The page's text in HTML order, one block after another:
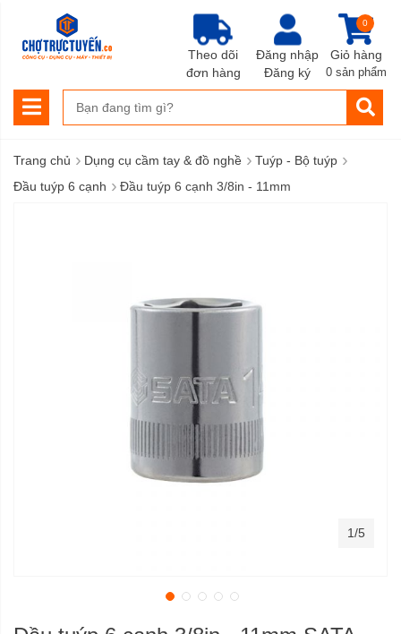
Đăng nhập
Đăng ký
Giỏ hàng
0
0 sản phẩm
Theo dõi
đơn hàng
Trang chủ › Dụng cụ cầm tay & đồ nghề › Tuýp - Bộ tuýp ›
Đầu tuýp 6 cạnh › Đầu tuýp 6 cạnh 3/8in - 11mm
1/5